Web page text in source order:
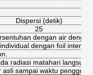
Dispersi (detik)
25
dengan air
dengan foil
radiasi matahari
sampai waktu